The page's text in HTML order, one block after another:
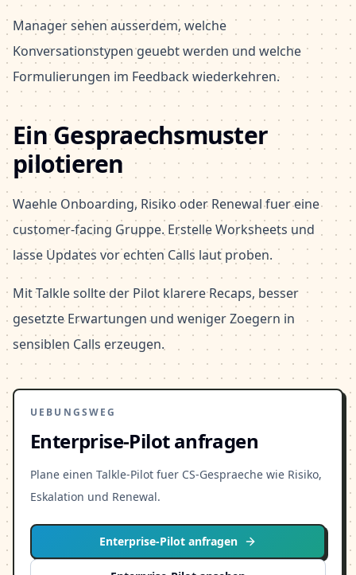
Manager sehen ausserdem, welche
Konversationstypen geuebt werden und welche
Formulierungen im Feedback wiederkehren.
Ein Gespraechsmuster
pilotieren
Waehle Onboarding, Risiko oder Renewal fuer eine
customer-facing Gruppe. Erstelle Worksheets und
lasse Updates vor echten Calls laut proben.
Mit Talkle sollte der Pilot klarere Recaps, besser
gesetzte Erwartungen und weniger Zoegern in
sensiblen Calls erzeugen.
UEBUNGSWEG
Enterprise-Pilot anfragen
Plane einen Talkle-Pilot fuer CS-Gespraeche wie Risiko,
Eskalation und Renewal.
Enterprise-Pilot anfragen